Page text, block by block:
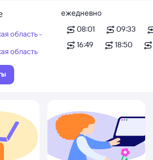
область -
область
ежедневно
08:01
09:33
16:49
18:50